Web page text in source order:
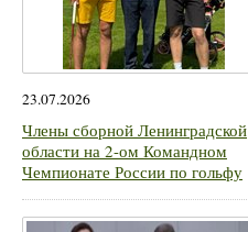
23.07.2026
Члены сборной Ленинградской
области на 2-ом Командном
Чемпионате России по гольфу